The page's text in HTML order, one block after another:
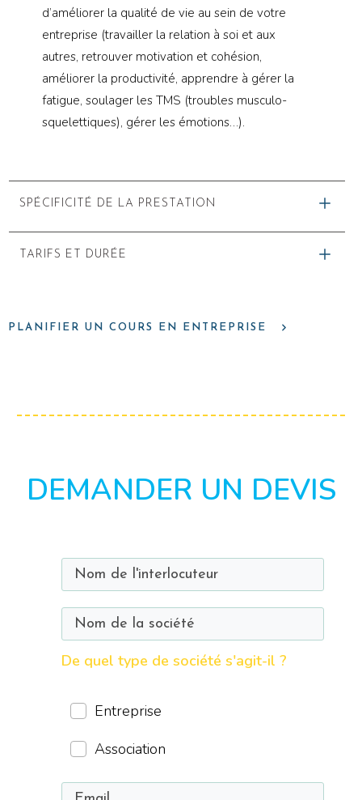
d’améliorer la qualité de vie au sein de votre
entreprise (travailler la relation à soi et aux
autres, retrouver motivation et cohésion,
améliorer la productivité, apprendre à gérer la
fatigue, soulager les TMS (troubles musculo-
squelettiques), gérer les émotions…).
SPÉCIFICITÉ DE LA PRESTATION
TARIFS ET DURÉE
PLANIFIER UN COURS EN ENTREPRISE
DEMANDER UN DEVIS
De quel type de société s'agit-il ?
Entreprise
Association